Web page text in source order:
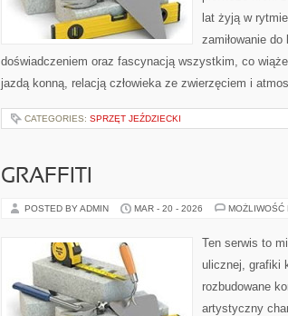
lat żyją w
zamiłowanie
doświadczeniem oraz fascynacją wszystkim, co
jazdą konną, relacją człowieka ze zwierzęciem i
CATEGORIES: SPRZĘT JEŹDZIECKI
GRAFFITI
POSTED BY ADMIN MAR - 20 - 2026 MOŻLIWOŚĆ
Ten serwis to
ulicznej, grafiki
rozbudowane
artystyczny